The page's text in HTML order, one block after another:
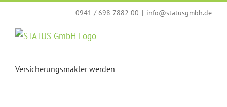
Inhalt
springen
0941 / 698 7882 00 | info@statusgmbh.de
Versicherungsmakler werden